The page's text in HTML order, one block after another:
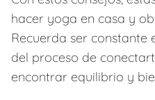
hacer yoga en casa y
Recuerda ser
del proceso de
encontrar equilibrio y